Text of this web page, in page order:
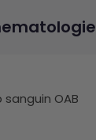
sanguin OAB